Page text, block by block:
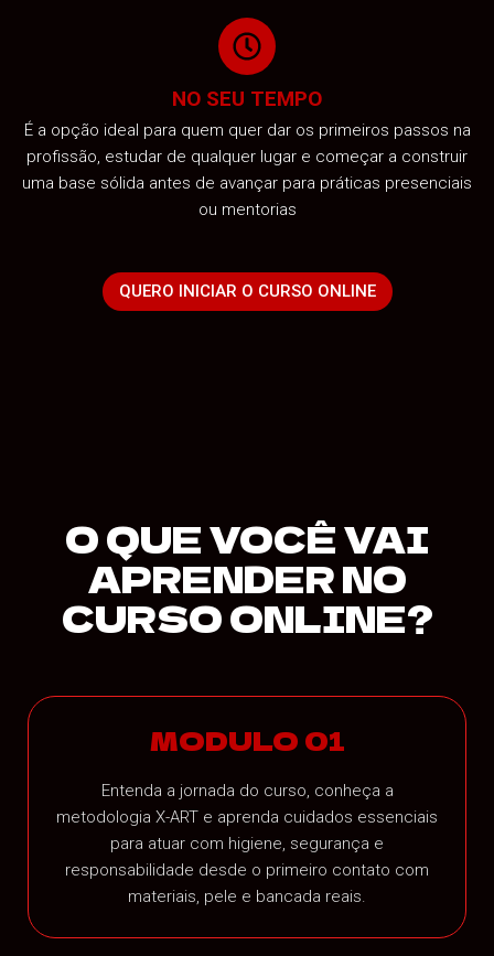
NO SEU TEMPO
É a opção ideal para quem quer dar os primeiros passos na
profissão, estudar de qualquer lugar e começar a construir
uma base sólida antes de avançar para práticas presenciais
ou mentorias
QUERO INICIAR O CURSO ONLINE
O QUE VOCÊ VAI
APRENDER NO
CURSO ONLINE?
MODULO 01
Entenda a jornada do curso, conheça a
metodologia X-ART e aprenda cuidados essenciais
para atuar com higiene, segurança e
responsabilidade desde o primeiro contato com
materiais, pele e bancada reais.